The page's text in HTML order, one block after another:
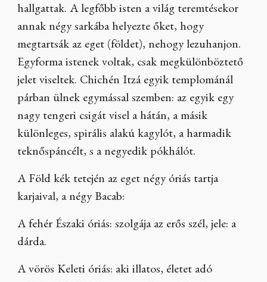
hallgattak. A legfőbb isten a világ teremtésekor
annak négy sarkába helyezte őket, hogy
megtartsák az eget (földet), nehogy lezuhanjon.
Egyforma istenek voltak, csak megkülönböztető
jelet viseltek. Chichén Itzá egyik templománál
párban ülnek egymással szemben: az egyik egy
nagy tengeri csigát visel a hátán, a másik
különleges, spirális alakú kagylót, a harmadik
teknőspáncélt, s a negyedik pókhálót.
A Föld kék tetején az eget négy óriás tartja
karjaival, a négy Bacab:
A fehér Északi óriás: szolgája az erős szél, jele: a
dárda.
A vörös Keleti óriás: aki illatos, életet adó